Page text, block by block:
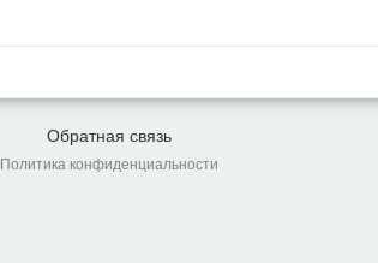
Обратная связь
Политика конфиденциальности